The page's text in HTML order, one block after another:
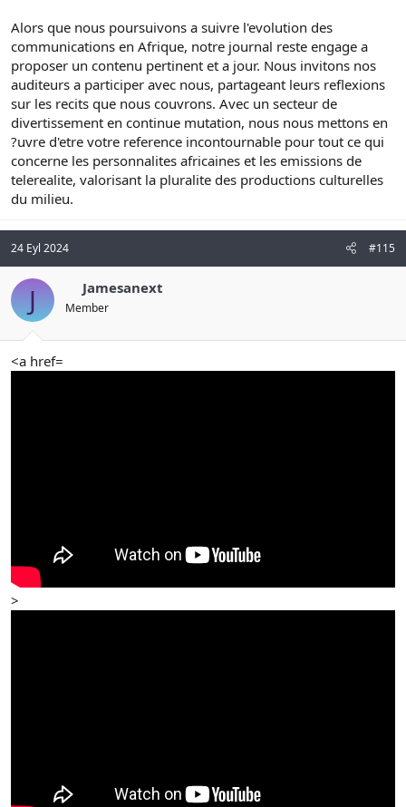
Alors que nous poursuivons a suivre l'evolution des
communications en Afrique, notre journal reste engage a
proposer un contenu pertinent et a jour. Nous invitons nos
auditeurs a participer avec nous, partageant leurs reflexions
sur les recits que nous couvrons. Avec un secteur de
divertissement en continue mutation, nous nous mettons en
?uvre d'etre votre reference incontournable pour tout ce qui
concerne les personnalites africaines et les emissions de
telerealite, valorisant la pluralite des productions culturelles
du milieu.
24 Eyl 2024 #115
J Jamesanext
Member
<a href=
>